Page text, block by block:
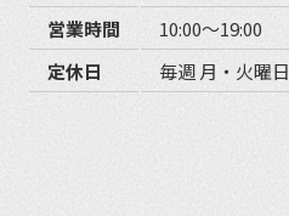
営業時間
10:00〜19:00
定休日
毎週 月・火曜日